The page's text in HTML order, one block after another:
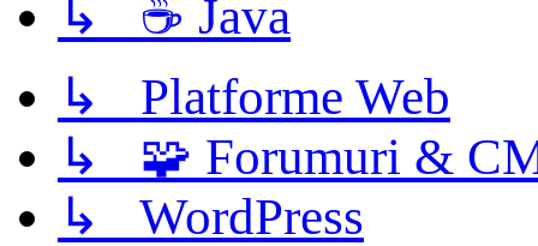
↳ ☕ Java
↳ Platforme Web
↳ 🧩 Forumuri &
↳ WordPress